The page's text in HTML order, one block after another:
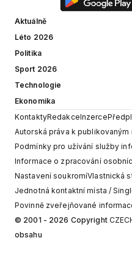
Aktuálně
Léto 2026
Politika
Sport 2026
Technologie
Ekonomika
KontaktyRedakceInzerce
Autorská práva k publikovaným
Podmínky pro užívání služby
Informace o zpracování
Nastavení soukromíVlastnická
Jednotná kontaktní místa /
Povinně zveřejňované
© 2001 - 2026 Copyright
obsahu